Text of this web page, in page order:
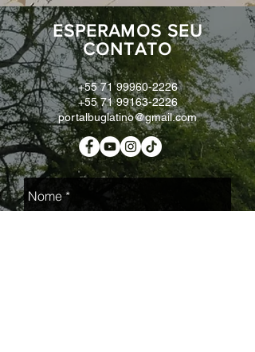
ESPERAMOS SEU
CONTATO
+55 71 99960-2226
+55 71 99163-2226
portalbuglatino@gmail.com